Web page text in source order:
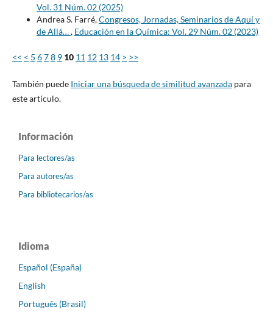
Vol. 31 Núm. 02 (2025)
Andrea S. Farré,Congresos, Jornadas, Seminarios de Aquí y
de Allá…, Educación en la Química: Vol. 29 Núm. 02 (2023)
<< < 5 678 9 10 11 12 13 14 > >>
También puede Iniciar una búsqueda de similitud avanzadapara
este artículo.
Información
Para lectores/as
Para autores/as
Para bibliotecarios/as
Idioma
Español (España)
English
Português (Brasil)